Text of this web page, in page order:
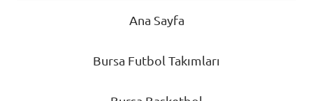
Ana Sayfa
Bursa Futbol Takımları